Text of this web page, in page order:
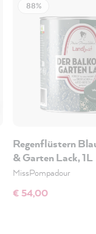
88%
Regenflüstern
& Garten Lack, 1L
MissPompadour
€ 54,00